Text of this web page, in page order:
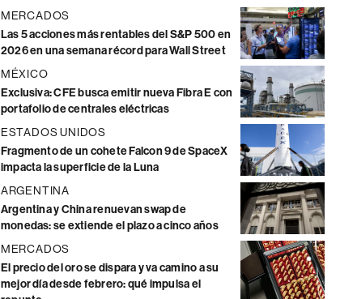
MERCADOS
Las 5 acciones más rentables del S&P 500 en
2026 en una semana récord para Wall Street
MÉXICO
Exclusiva: CFE busca emitir nueva Fibra E con
portafolio de centrales eléctricas
ESTADOS UNIDOS
Fragmento de un cohete Falcon 9 de SpaceX
impacta la superficie de la Luna
ARGENTINA
Argentina y China renuevan swap de
monedas: se extiende el plazo a cinco años
MERCADOS
El precio del oro se dispara y va camino a su
mejor día desde febrero: qué impulsa el